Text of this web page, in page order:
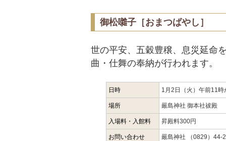
御松囃子［おまつばやし］
世の平安、五穀豊穣、息災延命
曲・仕舞の奉納が行われます。
日時 1月2日（火）午前11時
場所 嚴島神社 御本社祓殿
入場料・入館料 昇殿料300円
お問い合わせ 嚴島神社 （0829）44-